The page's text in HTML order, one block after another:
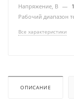
Напряжение, В —
Рабочий диапазон
Все характеристики
ОПИСАНИЕ